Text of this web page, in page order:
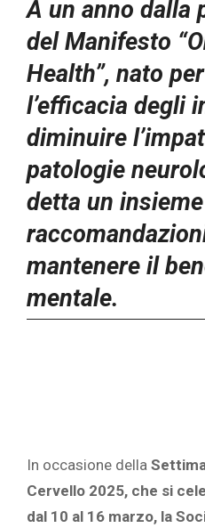
A un anno dalla
del Manifesto
Health”, nato
l’efficacia degli
diminuire
patologie
detta un
mantenere il
mentale.
In occasione della
Cervello 2025, che si
dal 10 al 16 marzo, la